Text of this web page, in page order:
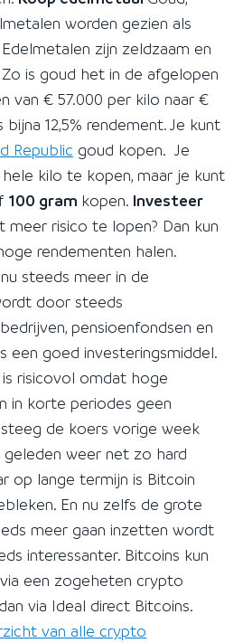
worden gezien als
zijn zeldzaam en
is goud het in de afgelopen
van € 57.000 per kilo naar €
bijna 12,5% rendement. Je kunt
Republic goud kopen. Je
kilo te kopen, maar je kunt
100 gram kopen. Investeer
meer risico te lopen? Dan kun
rendementen halen.
steeds meer in de
door steeds
pensioenfondsen en
een goed investeringsmiddel.
risicovol omdat hoge
in korte periodes geen
de koers vorige week
geleden weer net zo hard
op lange termijn is Bitcoin
En nu zelfs de grote
meer gaan inzetten wordt
interessanter. Bitcoins kun
een zogeheten crypto
via Ideal direct Bitcoins.
van alle crypto